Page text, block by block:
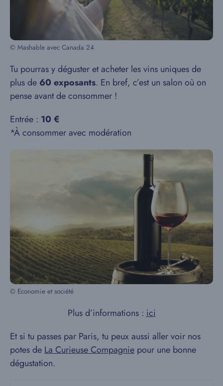
© Mashable avec Canada 24
Tu pourras y déguster et acheter les vins uniques de
plus de 60 exposants. En bref, c’est un salon où on
pense avant de consommer !
Entrée : 10 €
*À consommer avec modération
© Economie et société
Plus d’informations :ici
Et si tu passes par Paris, tu peux aussi aller voir nos
potes deLa Curieuse Compagnie pour une bonne
dégustation.